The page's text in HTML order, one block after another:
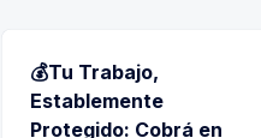
💰Tu Trabajo,
Establemente
Protegido: Cobrá en